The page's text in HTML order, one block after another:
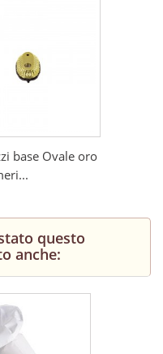
base Ovale oro
questo
anche: